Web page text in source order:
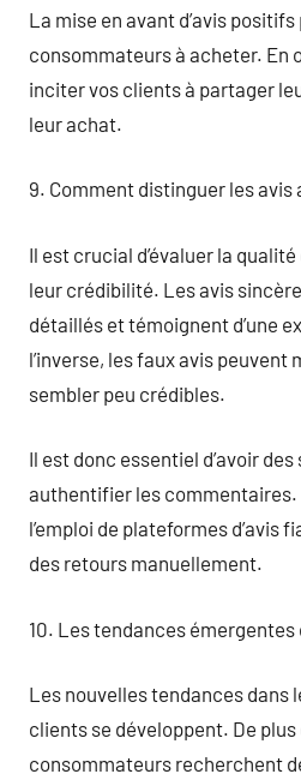
La mise en avant d’avis
consommateurs à acheter. En
inciter vos clients à partager
leur achat.
9. Comment distinguer les avis
Il est crucial d’évaluer la
leur crédibilité. Les avis
détaillés et témoignent d’une
l’inverse, les faux avis peuvent
sembler peu crédibles.
Il est donc essentiel d’avoir
authentifier les commentaires.
l’emploi de plateformes d’avis
des retours manuellement.
10. Les tendances émergentes
Les nouvelles tendances dans
clients se développent. De plus
consommateurs recherchent